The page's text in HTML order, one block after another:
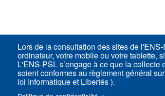
Lors de la consultation des sites de
ordinateur, votre mobile ou votre tablette,
L'ENS-PSL s’engage à ce que la
soient conformes au règlement général
loi Informatique et Libertés ).
ENS-PSL Département de physique -